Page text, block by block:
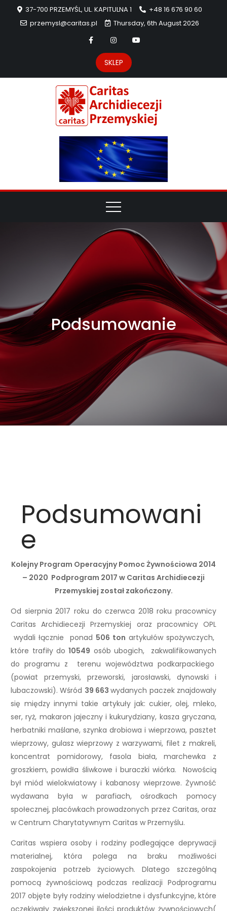
37-700 PRZEMYŚL, UL. KAPITULNA 1
+48 16 676 90 60
przemysl@caritas.pl
Thursday, 6th August 2026
SKLEP
Podsumowanie
Podsumowani
e
Kolejny Program Operacyjny Pomoc Żywnościowa 2014
– 2020 Podprogram 2017 w Caritas Archidiecezji
Przemyskiej został zakończony.
Od sierpnia 2017 roku do czerwca 2018 roku pracownicy
Caritas Archidiecezji Przemyskiej oraz pracownicy OPL
wydali łącznie ponad 506 ton artykułów spożywczych,
które trafiły do10549 osób ubogich, zakwalifikowanych
do programu z terenu województwa podkarpackiego
(powiat przemyski, przeworski, jarosławski, dynowski i
lubaczowski). Wśród 39 663wydanych paczek znajdowały
się między innymi takie artykuły jak: cukier, olej, mleko,
ser, ryż, makaron jajeczny i kukurydziany, kasza gryczana,
herbatniki maślane, szynka drobiowa i wieprzowa, pasztet
wieprzowy, gulasz wieprzowy z warzywami, filet z makreli,
koncentrat pomidorowy, fasola biała, marchewka z
groszkiem, powidła śliwkowe i buraczki wiórka. Nowością
był miód wielokwiatowy i kabanosy wieprzowe. Żywność
wydawana była w parafiach, ośrodkach pomocy
społecznej, placówkach prowadzonych przez Caritas, oraz
w Centrum Charytatywnym Caritas w Przemyślu.
Caritas wspiera osoby i rodziny podlegające deprywacji
materialnej, która polega na braku możliwości
zaspokojenia potrzeb życiowych. Dlatego szczególną
pomocą żywnościową podczas realizacji Podprogramu
2017 objęte były rodziny wielodzietne i dysfunkcyjne, które
oczekiwały zwiększonej ilości produktów żywnościowych(